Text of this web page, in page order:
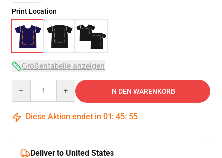
Print Location
Größentabelle anzeigen
IN DEN WARENKORB
Diese Aktion endet in 01 : 45: 54
Deliver to United States